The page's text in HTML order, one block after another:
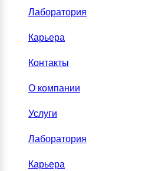
Лаборатория
Карьера
Контакты
О компании
Услуги
Лаборатория
Карьера